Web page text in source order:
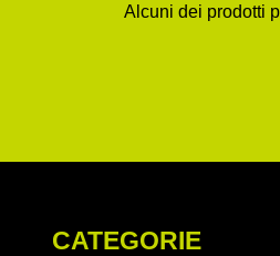
Alcuni dei prodotti
CATEGORIE